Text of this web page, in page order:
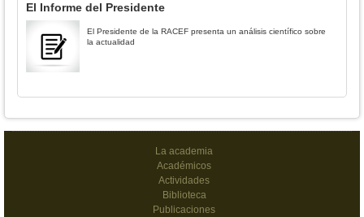
El Informe del Presidente
El Presidente de la RACEF presenta un análisis científico sobre
la actualidad
La academia
Académicos
Actividades
Biblioteca
Publicaciones